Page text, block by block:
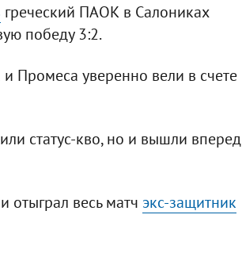
греческий ПАОК в Салониках
победу 3:2.
Промеса уверенно вели в счете
статус-кво, но и вышли вперед
отыграл весь матч экс-защитник